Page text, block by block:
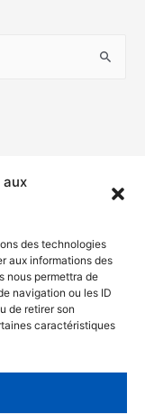
aux
des technologies
aux informations des
nous permettra de
navigation ou les ID
de retirer son
caractéristiques